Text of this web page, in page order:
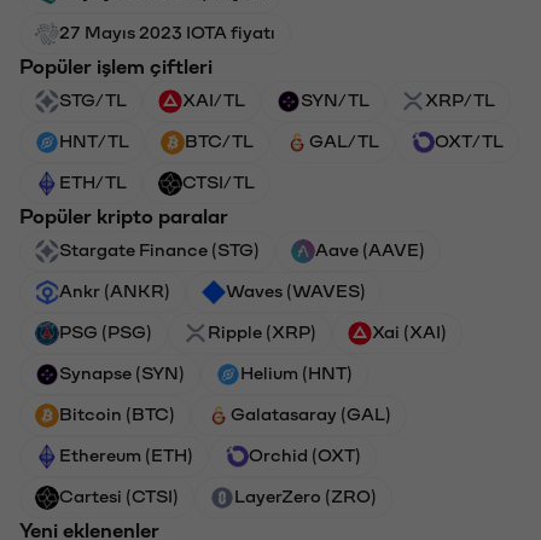
27 Mayıs 2023 IOTA fiyatı
Popüler işlem çiftleri
STG/TL XAI/TL SYN/TL XRP/TL
HNT/TL BTC/TL GAL/TL OXT/TL
ETH/TL CTSI/TL
Popüler kripto paralar
Stargate Finance (STG) Aave (AAVE)
Ankr (ANKR) Waves (WAVES)
PSG (PSG) Ripple (XRP) Xai (XAI)
Synapse (SYN) Helium (HNT)
Bitcoin (BTC) Galatasaray (GAL)
Ethereum (ETH) Orchid (OXT)
Cartesi (CTSI) LayerZero (ZRO)
Yeni eklenenler